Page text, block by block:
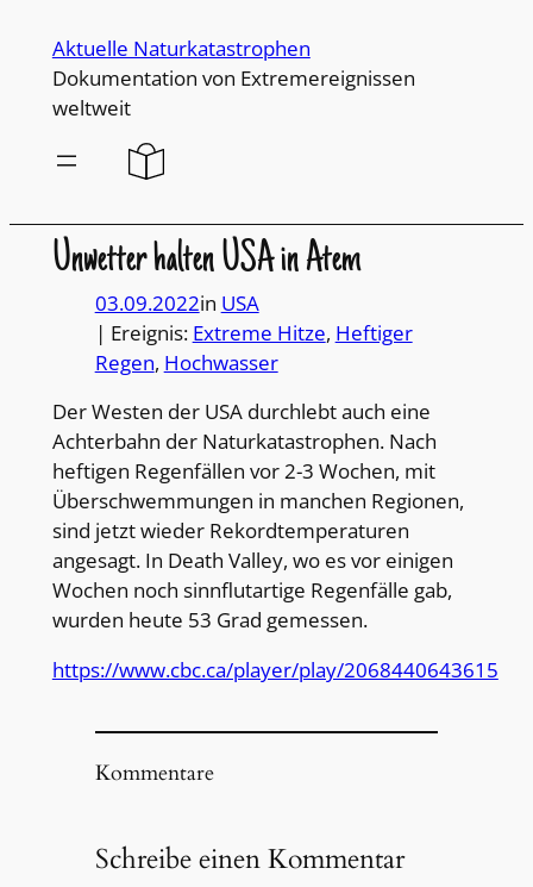
Inhalt
wechseln
Aktuelle Naturkatastrophen
Dokumentation von Extremereignissen
weltweit
Unwetter halten USA in Atem
03.09.2022in USA
| Ereignis: Extreme Hitze, Heftiger
Regen, Hochwasser
Der Westen der USA durchlebt auch eine
Achterbahn der Naturkatastrophen. Nach
heftigen Regenfällen vor 2-3 Wochen, mit
Überschwemmungen in manchen Regionen,
sind jetzt wieder Rekordtemperaturen
angesagt. In Death Valley, wo es vor einigen
Wochen noch sinnflutartige Regenfälle gab,
wurden heute 53 Grad gemessen.
https://www.cbc.ca/player/play/2068440643615
Kommentare
Schreibe einen Kommentar